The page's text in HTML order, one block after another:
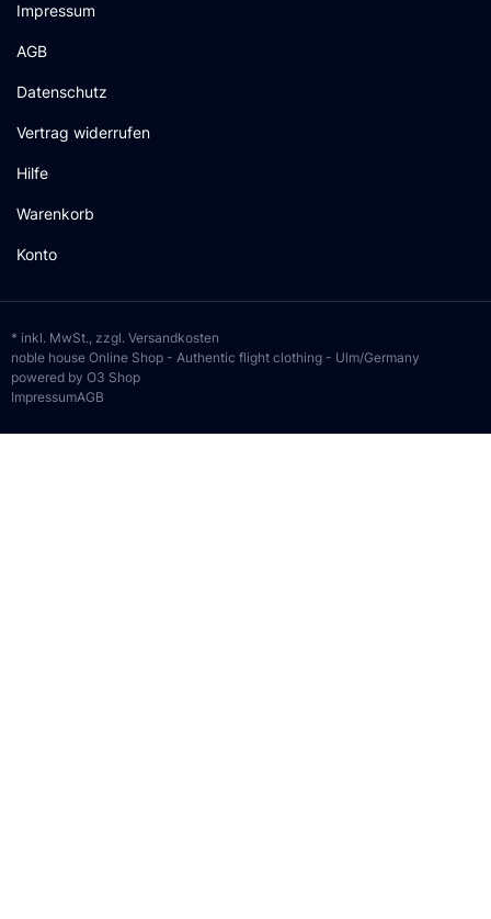
Impressum
AGB
Datenschutz
Vertrag widerrufen
Hilfe
Warenkorb
Konto
* inkl. MwSt., zzgl. Versandkosten
noble house Online Shop - Authentic flight clothing - Ulm/Germany
powered by O3 Shop
ImpressumAGB